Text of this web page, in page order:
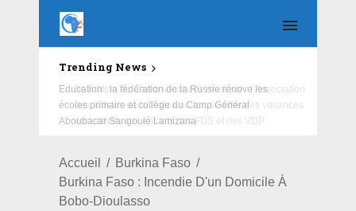
Trending News
Education : la fédération de la Russie rénove les
écoles primaire et collège du Camp Général
Aboubacar Sangoulé Lamizana
Accueil
Burkina Faso
Burkina Faso : Incendie D'un Domicile À
Bobo-Dioulasso